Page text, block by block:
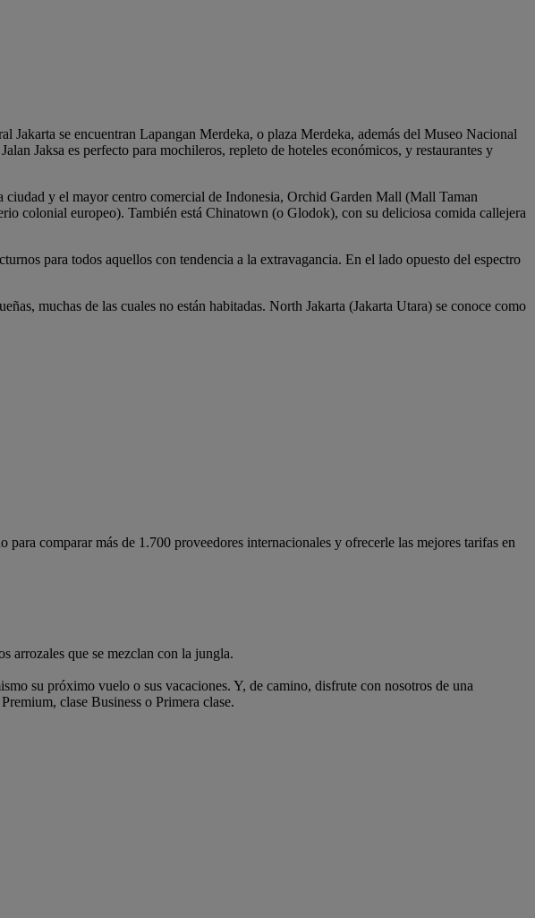
se encuentran Lapangan Merdeka, o plaza Merdeka, además del Museo Nacional
Jaksa es perfecto para mochileros, repleto de hoteles económicos, y restaurantes y
y el mayor centro comercial de Indonesia, Orchid Garden Mall (Mall Taman
colonial europeo). También está Chinatown (o Glodok), con su deliciosa comida callejera
para todos aquellos con tendencia a la extravagancia. En el lado opuesto del espectro
muchas de las cuales no están habitadas. North Jakarta (Jakarta Utara) se conoce como
comparar más de 1.700 proveedores internacionales y ofrecerle las mejores tarifas en
arrozales que se mezclan con la jungla.
su próximo vuelo o sus vacaciones. Y, de camino, disfrute con nosotros de una
clase Business o Primera clase.